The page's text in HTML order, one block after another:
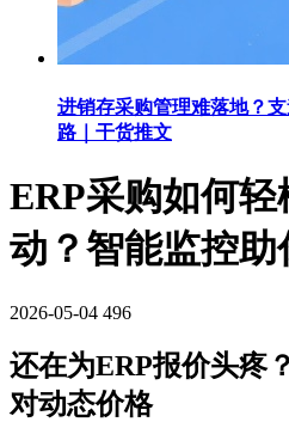
进销存采购管理难落地？
路｜干货推文
ERP采购如何
动？智能监控助
2026-05-04 496
还在为ERP报价头疼
对动态价格